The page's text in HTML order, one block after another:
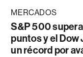
MERCADOS
S&P 500
puntos y el Dow
un récord por